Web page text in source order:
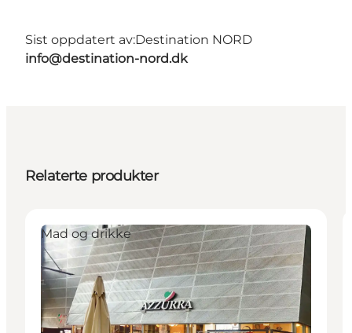
Sist oppdatert av:Destination NORD
info@destination-nord.dk
Relaterte produkter
Mad og drikke